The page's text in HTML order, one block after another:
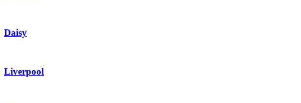
Daisy
Liverpool